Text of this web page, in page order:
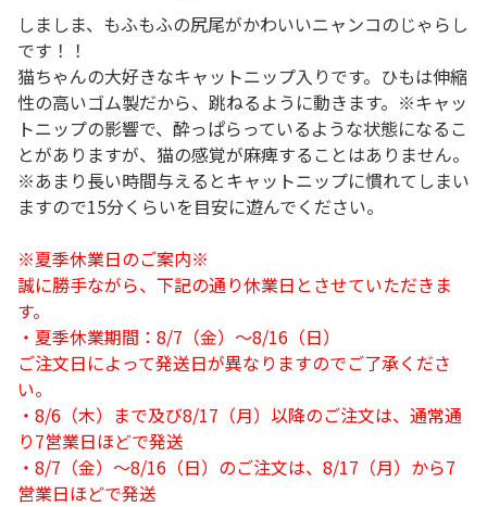
しましま、もふもふの尻尾がかわいいニャンコのじゃらし
です！！
猫ちゃんの大好きなキャットニップ入りです。ひもは伸縮
性の高いゴム製だから、跳ねるように動きます。※キャッ
トニップの影響で、酔っぱらっているような状態になるこ
とがありますが、猫の感覚が麻痺することはありません。
※あまり長い時間与えるとキャットニップに慣れてしまい
ますので15分くらいを目安に遊んでください。
※夏季休業日のご案内※
誠に勝手ながら、下記の通り休業日とさせていただきま
す。
・夏季休業期間：8/7（金）～8/16（日）
ご注文日によって発送日が異なりますのでご了承くださ
い。
・8/6（木）まで及び8/17（月）以降のご注文は、通常通
り7営業日ほどで発送
・8/7（金）～8/16（日）のご注文は、8/17（月）から7
営業日ほどで発送